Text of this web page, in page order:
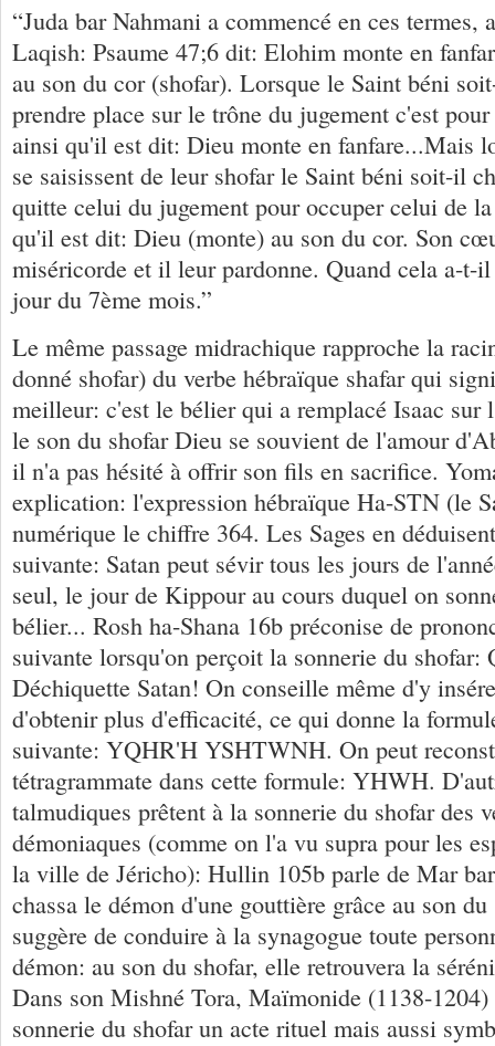
“Juda bar Nahmani a commencé en ces termes,
Laqish: Psaume 47;6 dit: Elohim monte en
au son du cor (shofar). Lorsque le Saint béni
prendre place sur le trône du jugement c'est
ainsi qu'il est dit: Dieu monte en fanfare...Mais
se saisissent de leur shofar le Saint béni soit-il
quitte celui du jugement pour occuper celui de
qu'il est dit: Dieu (monte) au son du cor. Son
miséricorde et il leur pardonne. Quand cela a-t-
jour du 7ème mois.”
Le même passage midrachique rapproche la
donné shofar) du verbe hébraïque shafar qui
meilleur: c'est le bélier qui a remplacé Isaac sur
le son du shofar Dieu se souvient de l'amour
il n'a pas hésité à offrir son fils en sacrifice.
explication: l'expression hébraïque Ha-STN (le
numérique le chiffre 364. Les Sages en
suivante: Satan peut sévir tous les jours de
seul, le jour de Kippour au cours duquel on
bélier... Rosh ha-Shana 16b préconise de
suivante lorsqu'on perçoit la sonnerie du shofar:
Déchiquette Satan! On conseille même d'y
d'obtenir plus d'efficacité, ce qui donne la
suivante: YQHR'H YSHTWNH. On peut
tétragrammate dans cette formule: YHWH.
talmudiques prêtent à la sonnerie du shofar des
démoniaques (comme on l'a vu supra pour les
la ville de Jéricho): Hullin 105b parle de Mar
chassa le démon d'une gouttière grâce au son
suggère de conduire à la synagogue toute
démon: au son du shofar, elle retrouvera la
Dans son Mishné Tora, Maïmonide (1138-1204)
sonnerie du shofar un acte rituel mais aussi